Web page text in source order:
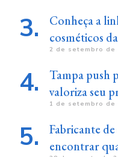
Conheça a
cosméticos
2 de setembro de
Tampa push
valoriza seu
1 de setembro de
Fabricante
encontrar